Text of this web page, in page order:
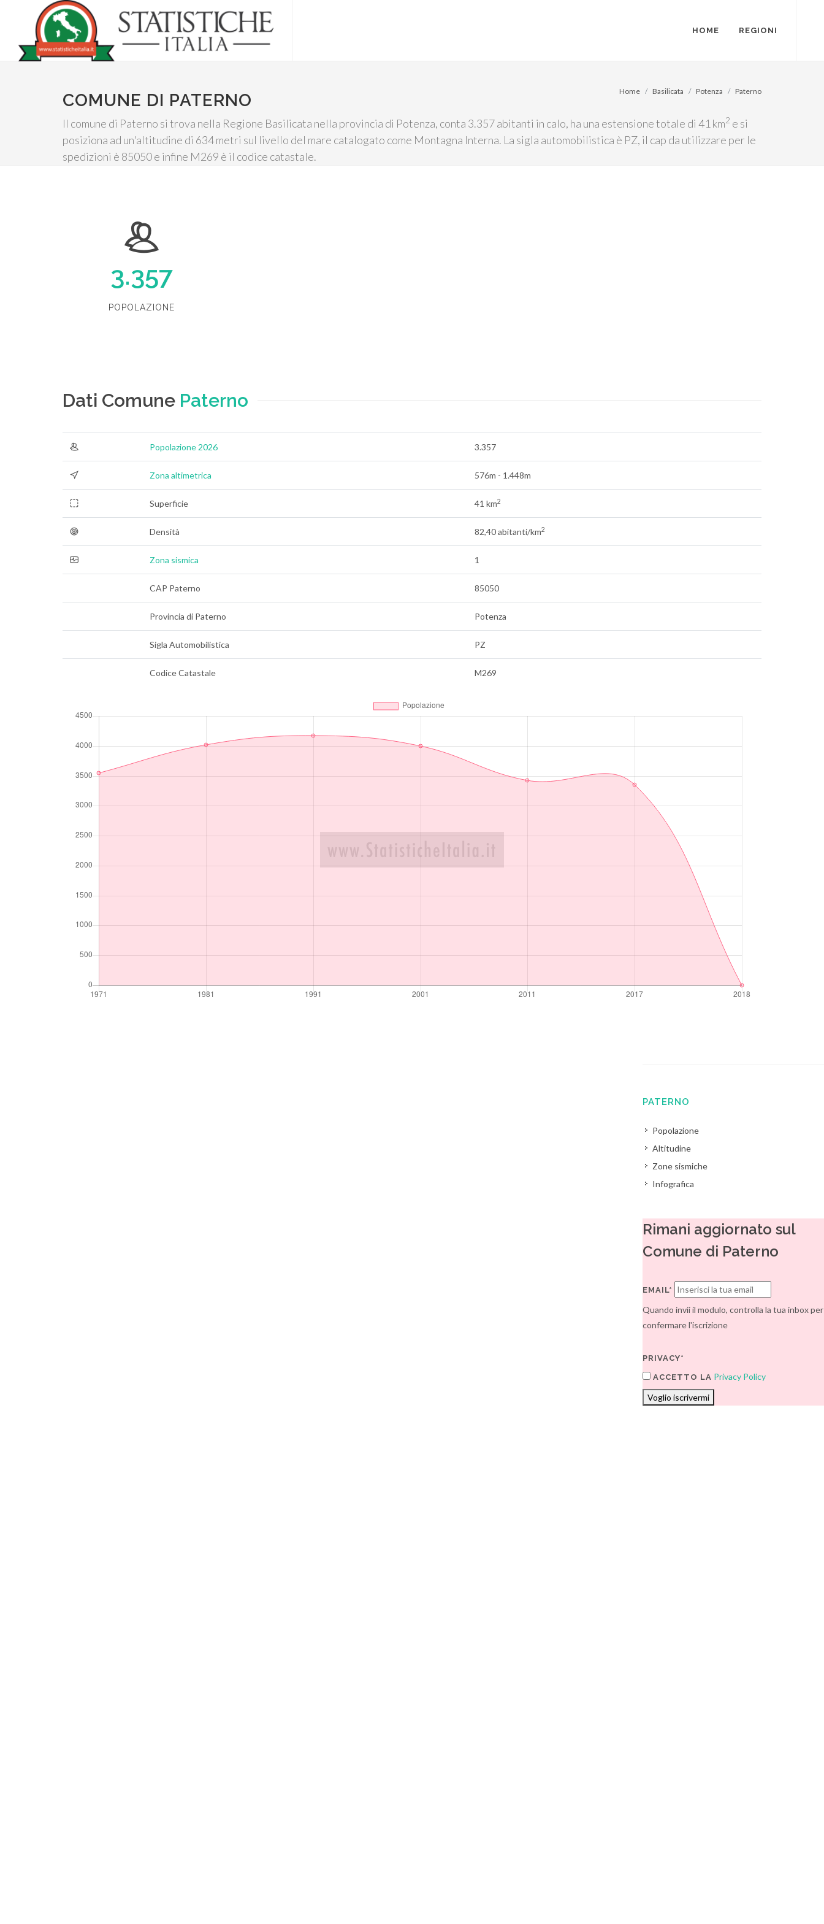
HOME REGIONI
COMUNE DI PATERNO
Il comune di Paterno si trova nella Regione Basilicata nella provincia di Potenza, conta 3.357 abitanti in calo, ha una estensione totale di 41 km2 e si
posiziona ad un'altitudine di 634 metri sul livello del mare catalogato come Montagna Interna. La sigla automobilistica è PZ, il cap da utilizzare per le
spedizioni è 85050 e infine M269 è il codice catastale.
Home Basilicata Potenza Paterno
3.357
POPOLAZIONE
Dati Comune Paterno
Popolazione 2026 3.357
Zona altimetrica 576m - 1.448m
Superficie 41 km2
Densità 82,40 abitanti/km2
Zona sismica 1
CAP Paterno 85050
Provincia di Paterno Potenza
Sigla Automobilistica PZ
Codice Catastale M269
PATERNO
Popolazione
Altitudine
Zone sismiche
Infografica
Rimani aggiornato sul
Comune di Paterno
EMAIL*
Quando invii il modulo, controlla la tua inbox per
confermare l'iscrizione
PRIVACY*
ACCETTO LA Privacy Policy
Voglio iscrivermi